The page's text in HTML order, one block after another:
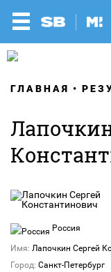
ГЛАВНАЯ
Россия
Имя: Лапочкин Сергей
Город: Санкт-Петербург